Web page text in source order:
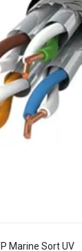
Marine Sort UV